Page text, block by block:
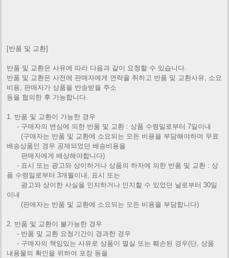
[반품 및 교환]
반품 및 교환은 사유에 따라 다음과 같이 요청할 수 있습니다.
반품 및 교환은 사전에 판매자에게 연락을 취하고 반품 및 교환사유, 소요
비용, 판매자가 상품을 반송받을 주소
등을 협의한 후 가능합니다.
1. 반품 및 교환이 가능한 경우
- 구매자의 변심에 의한 반품 및 교환 : 상품 수령일로부터 7일이내
(구매자는 반품 및 교환에 소요되는 모든 비용을 부담해야하며 무료
배송상품인 경우 공제되었던 배송비용을
판매자에게 배상해야합니다)
- 표시 또는 광고와 상이하거나 상품의 하자에 의한 반품 및 교환 : 상
품 수령일로부터 3개월이내, 표시 또는
광고와 상이한 사실을 인지하거나 인지할 수 있었던 날로부터 30일
이내
(판매자는 반품 및 교환에 소요되는 모든 비용을 부담합니다)
2. 반품 및 교환이 불가능한 경우
- 반품 및 교환 요청기간이 경과한 경우
- 구매자의 책임있는 사유로 상품이 멸실 또는 훼손된 경우(단, 상품
내용물의 확인을 위하여 포장 등을